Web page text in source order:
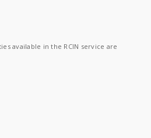
available in the RCIN service are